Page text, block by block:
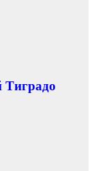
Тиградо